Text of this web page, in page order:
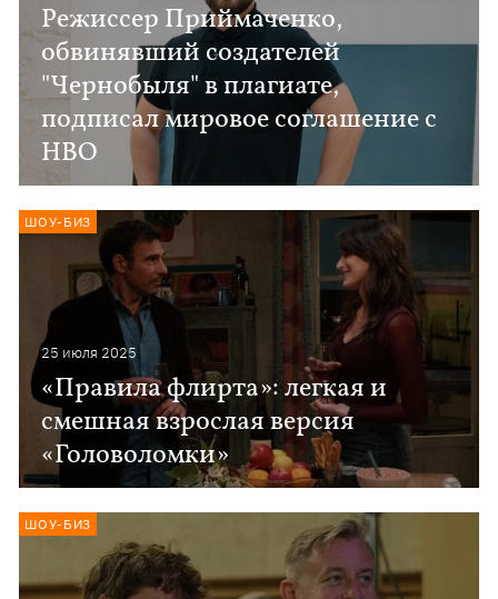
Режиссер Приймаченко,
обвинявший создателей
"Чернобыля" в плагиате,
подписал мировое соглашение с
HBO
25 июля 2025
«Правила флирта»: легкая и
смешная взрослая версия
«Головоломки»
ШОУ-БИЗ
ШОУ-БИЗ